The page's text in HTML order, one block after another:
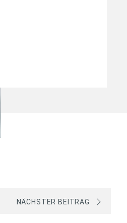
NÄCHSTER BEITRAG